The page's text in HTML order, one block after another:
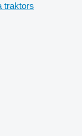
traktors